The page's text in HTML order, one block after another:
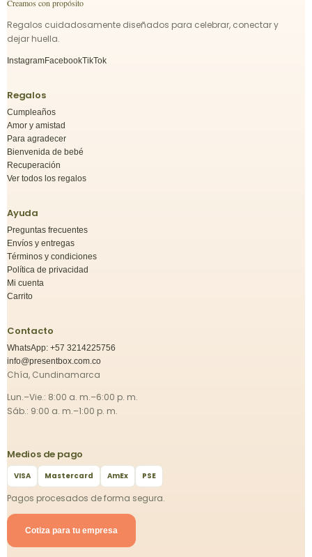
Creamos con propósito
Regalos cuidadosamente diseñados para celebrar, conectar y
dejar huella.
InstagramFacebookTikTok
Regalos
Cumpleaños
Amor y amistad
Para agradecer
Bienvenida de bebé
Recuperación
Ver todos los regalos
Ayuda
Preguntas frecuentes
Envíos y entregas
Términos y condiciones
Política de privacidad
Mi cuenta
Carrito
Contacto
WhatsApp: +57 3214225756
info@presentbox.com.co
Chía, Cundinamarca
Lun.–Vie.: 8:00 a. m.–6:00 p. m.
Sáb.: 9:00 a. m.–1:00 p. m.
Medios de pago
VISA Mastercard AmEx PSE
Pagos procesados de forma segura.
Cotiza para tu empresa